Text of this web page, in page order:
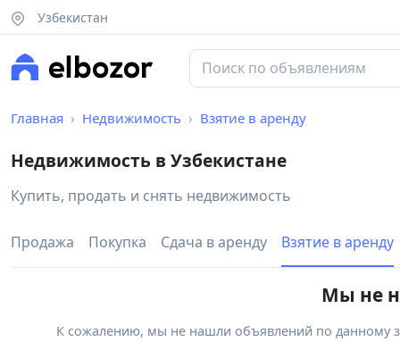
Узбекистан
Главная Недвижимость Взятие в аренду
Недвижимость в Узбекистане
Купить, продать и снять недвижимость
Продажа Покупка Сдача в аренду Взятие в аренду
Мы не
К сожалению, мы не нашли объявлений по данному